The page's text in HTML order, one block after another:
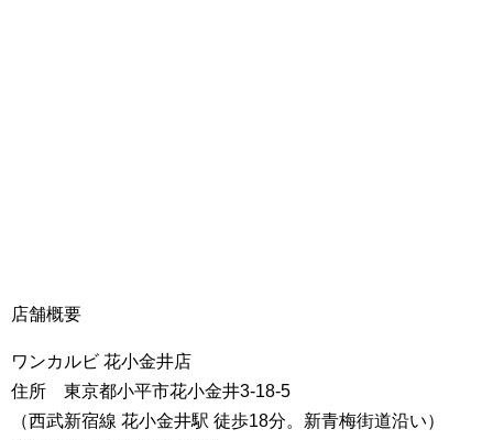
店舗概要
ワンカルビ 花小金井店
住所 東京都小平市花小金井3-18-5
（西武新宿線 花小金井駅 徒歩18分。新青梅街道沿い）